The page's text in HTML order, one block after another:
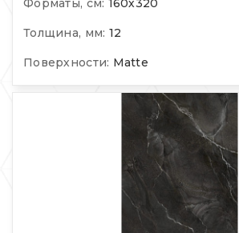
Форматы, см: 160х320
Толщина, мм: 12
Поверхности: Matte